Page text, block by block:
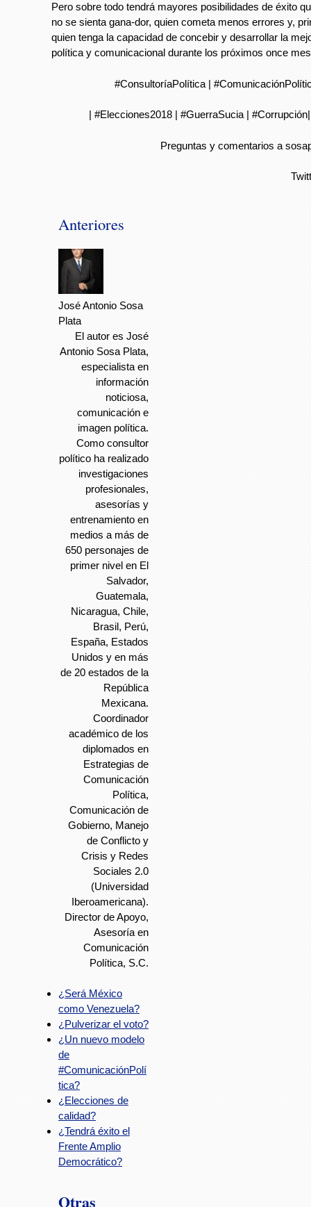
Pero sobre todo tendrá mayores posibilidades de éxito
no se sienta gana-dor, quien cometa menos errores y,
quien tenga la capacidad de concebir y desarrollar la
política y comunicacional durante los próximos once
#ConsultoríaPolítica |
| #Elecciones2018 | #GuerraSucia |
Preguntas y comentarios a
Anteriores
José Antonio Sosa
Plata
El autor es José
Antonio Sosa Plata,
especialista en
información
noticiosa,
comunicación e
imagen política.
Como consultor
político ha realizado
investigaciones
profesionales,
asesorías y
entrenamiento en
medios a más de
650 personajes de
primer nivel en El
Salvador,
Guatemala,
Nicaragua, Chile,
Brasil, Perú,
España, Estados
Unidos y en más
de 20 estados de la
República
Mexicana.
Coordinador
académico de los
diplomados en
Estrategias de
Comunicación
Política,
Comunicación de
Gobierno, Manejo
de Conflicto y
Crisis y Redes
Sociales 2.0
(Universidad
Iberoamericana).
Director de Apoyo,
Asesoría en
Comunicación
Política, S.C.
¿Será México
como Venezuela?
¿Pulverizar el voto?
¿Un nuevo modelo
de
#ComunicaciónPolí
tica?
¿Elecciones de
calidad?
¿Tendrá éxito el
Frente Amplio
Democrático?
Otras